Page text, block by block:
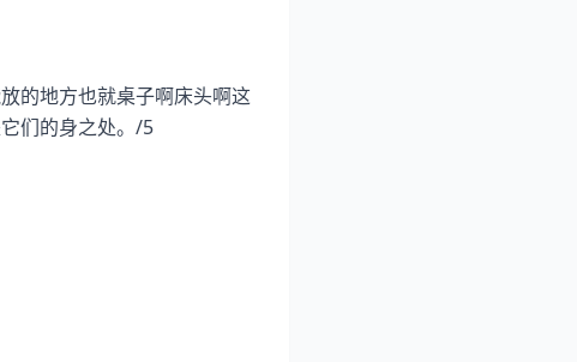
的地方也就桌子啊床头啊这
们的身之处。/5